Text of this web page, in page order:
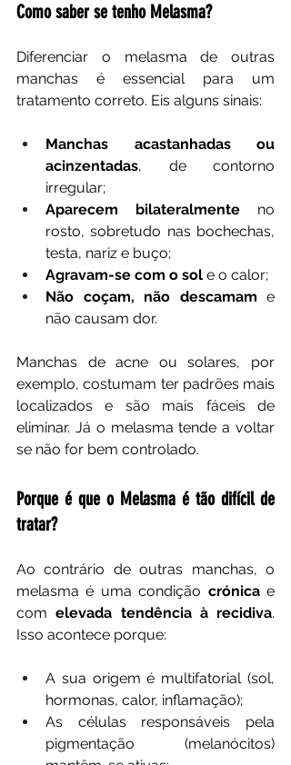
Como saber se tenho Melasma?
Diferenciar o melasma de outras
manchas é essencial para um
tratamento correto. Eis alguns sinais:
Manchas acastanhadas ou
acinzentadas, de contorno
irregular;
Aparecem bilateralmente no
rosto, sobretudo nas bochechas,
testa, nariz e buço;
Agravam-se com o sol e o calor;
Não coçam, não descamam e
não causam dor.
Manchas de acne ou solares, por
exemplo, costumam ter padrões mais
localizados e são mais fáceis de
eliminar. Já o melasma tende a voltar
se não for bem controlado.
Porque é que o Melasma é tão difícil de
tratar?
Ao contrário de outras manchas, o
melasma é uma condição crónica e
com elevada tendência à recidiva.
Isso acontece porque:
A sua origem é multifatorial (sol,
hormonas, calor, inflamação);
As células responsáveis pela
pigmentação (melanócitos)